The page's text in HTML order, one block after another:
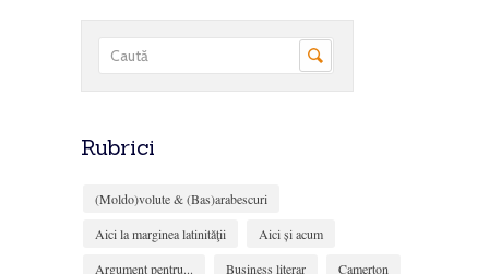
Rubrici
(Moldo)volute & (Bas)arabescuri
Aici la marginea latinităţii
Aici și acum
Argument pentru...
Business literar
Camerton